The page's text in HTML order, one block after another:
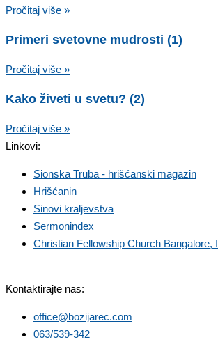
Pročitaj više »
Primeri svetovne mudrosti (1)
Pročitaj više »
Kako živeti u svetu? (2)
Pročitaj više »
Linkovi:
Sionska Truba - hrišćanski magazin
Hrišćanin
Sinovi kraljevstva
Sermonindex
Christian Fellowship Church Bangalore,
Kontaktirajte nas:
office@bozijarec.com
063/539-342